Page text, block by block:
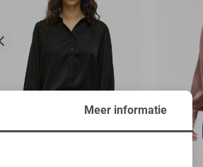
Meer informatie